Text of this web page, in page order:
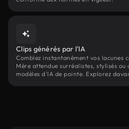
Clips générés par l'IA
Comblez instantanément vos lacunes
Mère attendue surréalistes, stylisés
modèles d'IA de pointe. Explorez